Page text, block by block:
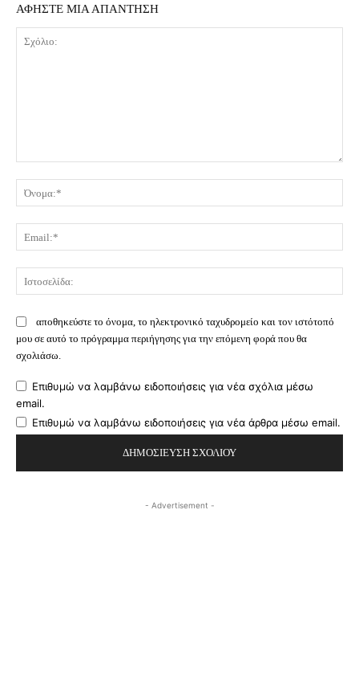
ΑΦΗΣΤΕ ΜΙΑ ΑΠΑΝΤΗΣΗ
αποθηκεύστε το όνομα, το ηλεκτρονικό ταχυδρομείο και τον ιστότοπό
μου σε αυτό το πρόγραμμα περιήγησης για την επόμενη φορά που θα
σχολιάσω.
Επιθυμώ να λαμβάνω ειδοποιήσεις για νέα σχόλια μέσω
email.
Επιθυμώ να λαμβάνω ειδοποιήσεις για νέα άρθρα μέσω email.
- Advertisement -